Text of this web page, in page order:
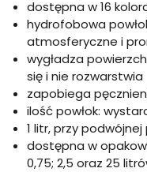
dostępna w 16
hydrofobowa
atmosferyczne i
wygładza
się i nie rozwarstwia
zapobiega
ilość powłok:
1 litr, przy
dostępna w
0,75; 2,5 oraz 25